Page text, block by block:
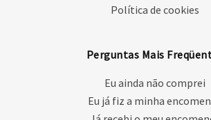
Política de cookies
Perguntas Mais
Eu ainda não comprei
Eu já fiz a minha